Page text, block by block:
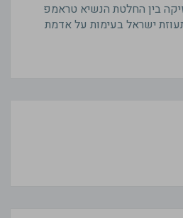
בין החלטת הנשיא טראמפ
ישראל בעימות על אדמת